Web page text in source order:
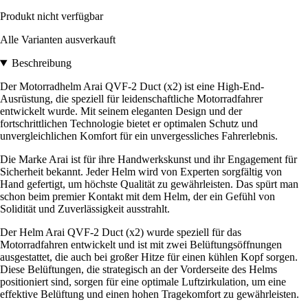
Produkt nicht verfügbar
Alle Varianten ausverkauft
Beschreibung
Der Motorradhelm Arai QVF-2 Duct (x2) ist eine High-End-
Ausrüstung, die speziell für leidenschaftliche Motorradfahrer
entwickelt wurde. Mit seinem eleganten Design und der
fortschrittlichen Technologie bietet er optimalen Schutz und
unvergleichlichen Komfort für ein unvergessliches Fahrerlebnis.
Die Marke Arai ist für ihre Handwerkskunst und ihr Engagement für
Sicherheit bekannt. Jeder Helm wird von Experten sorgfältig von
Hand gefertigt, um höchste Qualität zu gewährleisten. Das spürt man
schon beim premier Kontakt mit dem Helm, der ein Gefühl von
Solidität und Zuverlässigkeit ausstrahlt.
Der Helm Arai QVF-2 Duct (x2) wurde speziell für das
Motorradfahren entwickelt und ist mit zwei Belüftungsöffnungen
ausgestattet, die auch bei großer Hitze für einen kühlen Kopf sorgen.
Diese Belüftungen, die strategisch an der Vorderseite des Helms
positioniert sind, sorgen für eine optimale Luftzirkulation, um eine
effektive Belüftung und einen hohen Tragekomfort zu gewährleisten.